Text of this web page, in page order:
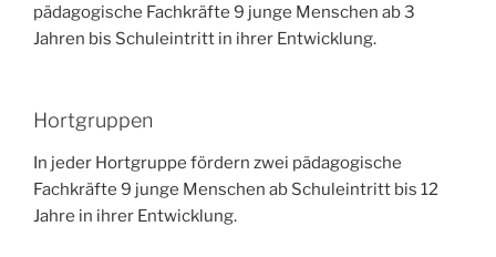
pädagogische Fachkräfte 9 junge Menschen ab 3
Jahren bis Schuleintritt in ihrer Entwicklung.
Hortgruppen
In jeder Hortgruppe fördern zwei pädagogische
Fachkräfte 9 junge Menschen ab Schuleintritt bis 12
Jahre in ihrer Entwicklung.